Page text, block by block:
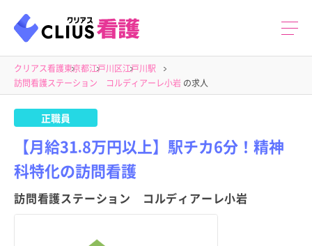
クリアス看護東京都江戸川区江戸川駅
訪問看護ステーション コルディアーレ小岩 の求人
正職員
【月給31.8万円以上】駅チカ6分！精神
科特化の訪問看護
訪問看護ステーション コルディアーレ小岩